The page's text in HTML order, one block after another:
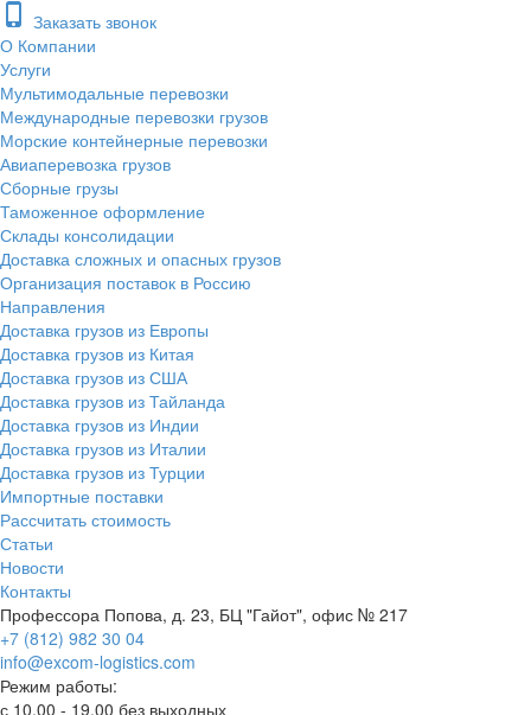
phone_iphone Заказать звонок
О Компании
Услуги
Мультимодальные перевозки
Международные перевозки грузов
Морские контейнерные перевозки
Авиаперевозка грузов
Сборные грузы
Таможенное оформление
Склады консолидации
Доставка сложных и опасных грузов
Организация поставок в Россию
Направления
Доставка грузов из Европы
Доставка грузов из Китая
Доставка грузов из США
Доставка грузов из Тайланда
Доставка грузов из Индии
Доставка грузов из Италии
Доставка грузов из Турции
Импортные поставки
Рассчитать стоимость
Статьи
Новости
Контакты
Профессора Попова, д. 23, БЦ "Гайот", офис № 217
+7 (812) 982 30 04
info@excom-logistics.com
Режим работы:
с 10.00 - 19.00 без выходных